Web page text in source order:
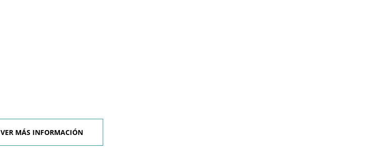
VER MÁS INFORMACIÓN